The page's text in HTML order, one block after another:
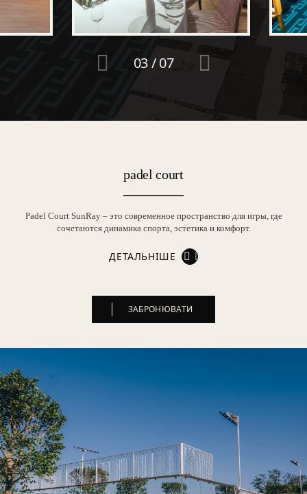
03/07
padel court
Padel Court SunRay – это современное пространство для игры, где
сочетаются динамика спорта, эстетика и комфорт.
ДЕТАЛЬНІШЕ
ЗАБРОНЮВАТИ